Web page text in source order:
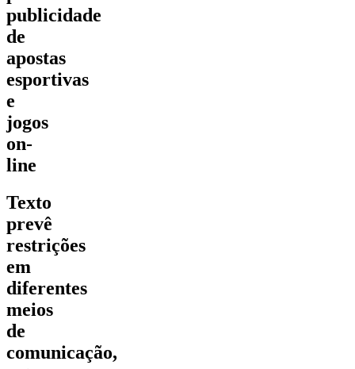
publicidade
de
apostas
esportivas
e
jogos
on-
line
Texto
prevê
restrições
em
diferentes
meios
de
comunicação,